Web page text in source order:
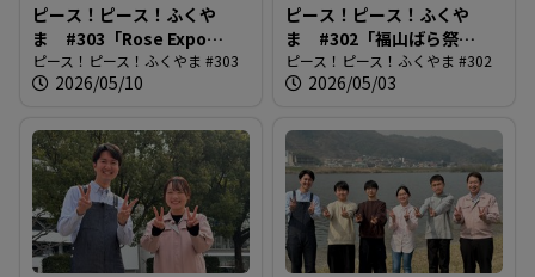
ピース！ピース！ふくや
ま #303「Rose Expo
FUKUYAMA2026」
ピース！ピース！ふくやま #303
2026/05/10
ピース！ピース！ふくや
ま #302「福山ばら祭
2026」
ピース！ピース！ふくやま #302
2026/05/03